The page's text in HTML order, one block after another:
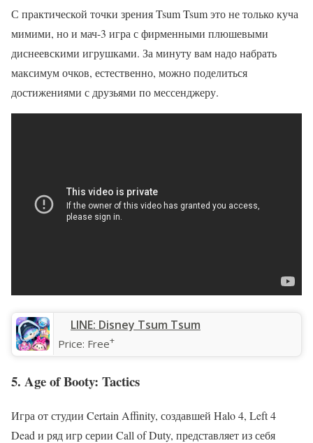
С практической точки зрения Tsum Tsum это не только куча
мимими, но и мач-3 игра с фирменными плюшевыми
диснеевскими игрушками. За минуту вам надо набрать
максимум очков, естественно, можно поделиться
достижениями с друзьями по мессенджеру.
‎LINE: Disney Tsum Tsum
Price: Free+
5. Age of Booty: Tactics
Игра от студии Certain Affinity, создавшей Halo 4, Left 4
Dead и ряд игр серии Call of Duty, представляет из себя